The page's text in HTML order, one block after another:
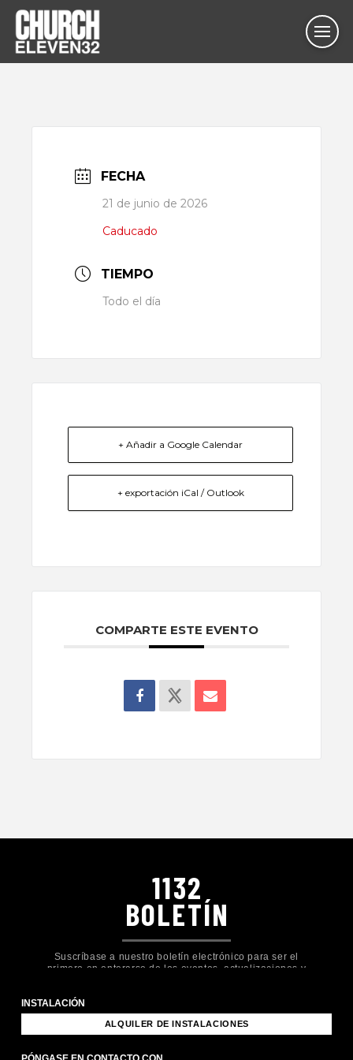
FECHA
21 de junio de 2026
Caducado
TIEMPO
Todo el día
+ Añadir a Google Calendar
+ exportación iCal / Outlook
COMPARTE ESTE EVENTO
1132
BOLETÍN
Suscríbase a nuestro boletín electrónico para ser el
primero en enterarse de los eventos, actualizaciones y
INSTALACIÓN
ALQUILER DE INSTALACIONES